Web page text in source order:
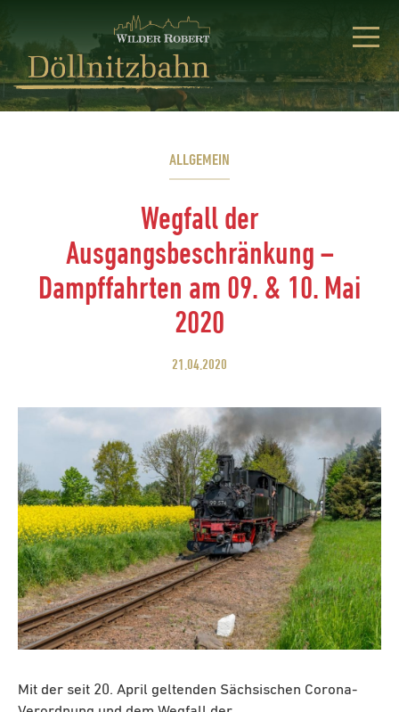
ALLGEMEIN
Wegfall der
Ausgangsbeschränkung –
Dampffahrten am 09. & 10. Mai
2020
21.04.2020
Mit der seit 20. April geltenden Sächsischen Corona-